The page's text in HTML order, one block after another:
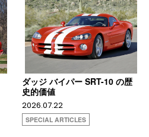
ダッジ バイパー SRT-10 の歴
史的価値
2026.07.22
SPECIAL ARTICLES